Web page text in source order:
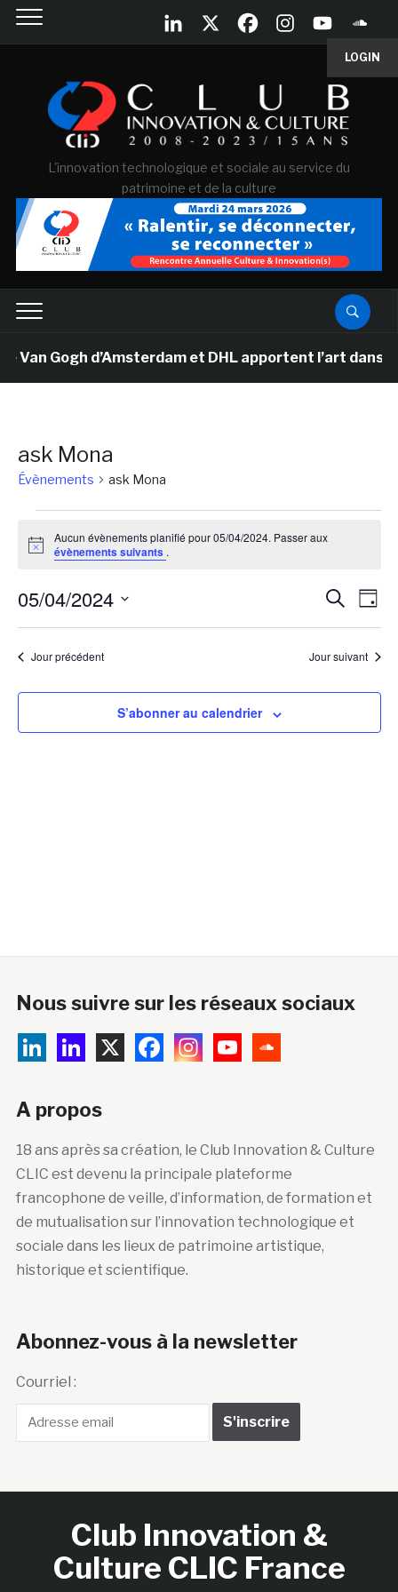
LOGIN
L'innovation technologique et sociale au service du
patrimoine et de la culture
Van Gogh d’Amsterdam et DHL apportent l’art dans
ask Mona
Évènements ask Mona
for
Notice
Aucun évènements planifié pour 05/04/2024. Passer aux
évènements suivants .
et
de
Jour
05/04/2024
Sélectionnez
uneJour précédent Jour suivant
S’abonner au calendrier
Nous suivre sur les réseaux sociaux
A propos
18 ans après sa création, le Club Innovation & Culture
CLIC est devenu la principale plateforme
francophone de veille, d’information, de formation et
de mutualisation sur l’innovation technologique et
sociale dans les lieux de patrimoine artistique,
historique et scientifique.
Abonnez-vous à la newsletter
Courriel :
Club Innovation &
Culture CLIC France